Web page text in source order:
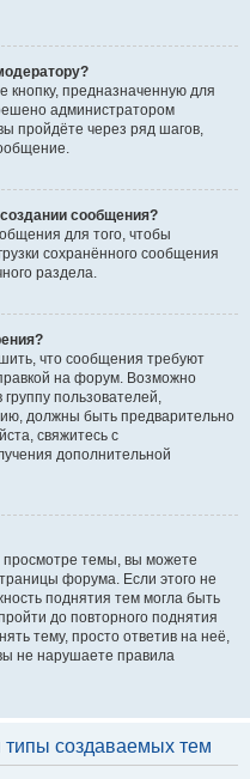
предназначенную для
администратором
пройдёте через ряд шагов,
сообщения?
для того, чтобы
сохранённого сообщения
раздела.
что сообщения требуют
на форум. Возможно
пользователей,
должны быть предварительно
свяжитесь с
дополнительной
просмотре темы, вы можете
форума. Если этого не
поднятия тем могла быть
до повторного поднятия
тему, просто ответив на неё,
не нарушаете правила
создаваемых тем